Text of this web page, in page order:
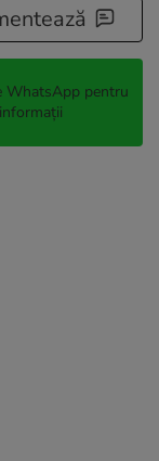
WhatsApp pentru